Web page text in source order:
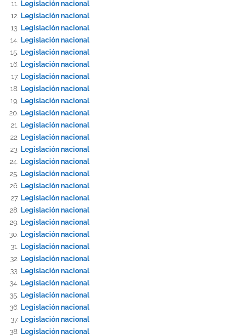
Legislación nacional
Legislación nacional
Legislación nacional
Legislación nacional
Legislación nacional
Legislación nacional
Legislación nacional
Legislación nacional
Legislación nacional
Legislación nacional
Legislación nacional
Legislación nacional
Legislación nacional
Legislación nacional
Legislación nacional
Legislación nacional
Legislación nacional
Legislación nacional
Legislación nacional
Legislación nacional
Legislación nacional
Legislación nacional
Legislación nacional
Legislación nacional
Legislación nacional
Legislación nacional
Legislación nacional
Legislación nacional